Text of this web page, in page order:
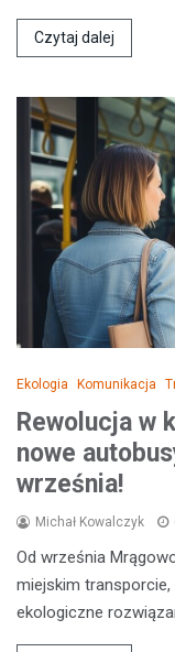
Czytaj dalej
Ekologia Komunikacja
Rewolucja w
nowe
września!
Michał Kowalczyk
Od września
miejskim
ekologiczne